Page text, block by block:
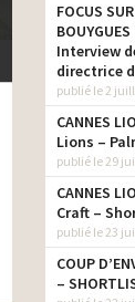
FOCUS
Interview
directrice
publié le 2
CANNES
Lions –
publié le 29
CANNES
Craft –
publié le 23
COUP
–